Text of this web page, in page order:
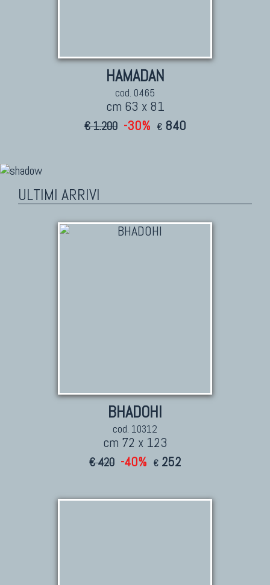
HAMADAN
cod. 0465
cm 63 x 81
€ 1.200 -30% € 840
ULTIMI ARRIVI
BHADOHI
cod. 10312
cm 72 x 123
€ 420 -40% € 252